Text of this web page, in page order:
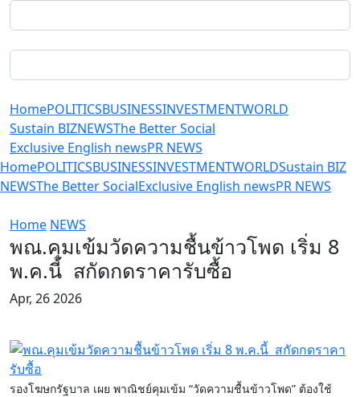
HomePOLITICSBUSINESSINVESTMENTWORLD
Sustain BIZNEWSThe Better Social
Exclusive English newsPR NEWS
HomePOLITICSBUSINESSINVESTMENTWORLDSustain BIZ
NEWSThe Better SocialExclusive English newsPR NEWS
Home NEWS
พณ.คุมเข้มวัดความชื้นข้าวโพด เริ่ม 8
พ.ค.นี้ สกัดกดราคารับซื้อ
Apr, 26 2026
รองโฆษกรัฐบาล เผย พาณิชย์คุมเข้ม “วัดความชื้นข้าวโพด” ต้องใช้